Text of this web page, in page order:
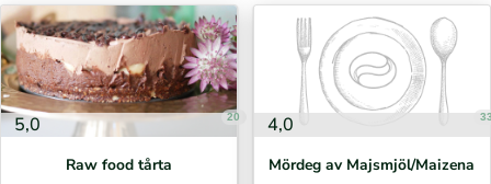
5,0 20
Raw food tårta
4,0
Mördeg av Majsmjöl/Maizena